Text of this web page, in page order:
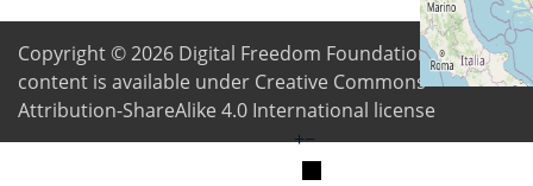
+−
Copyright © 2026 Digital Freedom Foundation. All
content is available under Creative Commons
Attribution-ShareAlike 4.0 International license